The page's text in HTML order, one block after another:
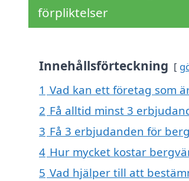
förpliktelser
Innehållsförteckning
1 Vad kan ett företag som
2 Få alltid minst 3
3 Få 3 erbjudanden för
4 Hur mycket kostar
5 Vad hjälper till att